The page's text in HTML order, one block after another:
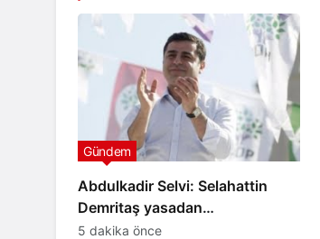
Abdulkadir Selvi: Selahattin
Demritaş yasadan
yararlanamayacak
Gündem
5 dakika önce